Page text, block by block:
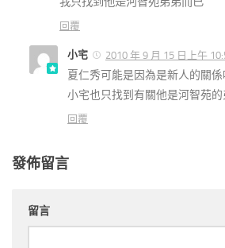
回覆
小宅 2010 年 9 月 15 日上午
夏仁秀可能是因為是新人的關
小宅也只找到有關他是河智苑
回覆
發佈留言
留言